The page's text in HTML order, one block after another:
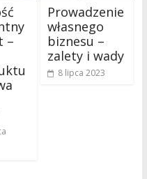
–
Prowadzenie
własnego
biznesu –
zalety i wady
8 lipca 2023